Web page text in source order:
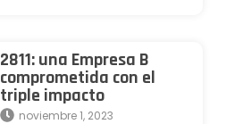
2811: una Empresa B
comprometida con el
triple impacto
noviembre 1, 2023